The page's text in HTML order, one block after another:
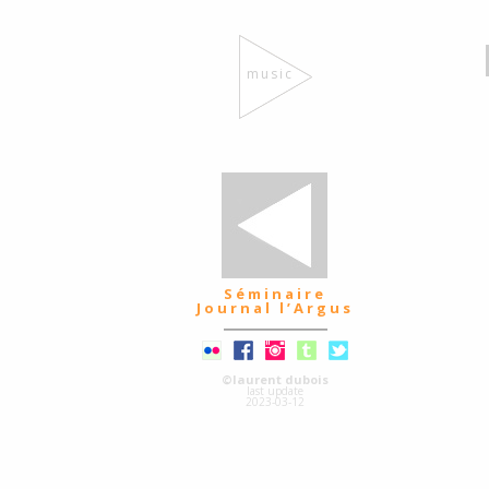
music
Séminaire
Journal l’Argus
©laurent dubois
last update
2023-03-12